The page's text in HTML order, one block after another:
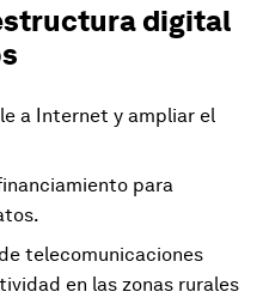
digital
a Internet y ampliar el
para
telecomunicaciones
en las zonas rurales